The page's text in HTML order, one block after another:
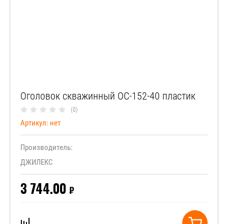
Оголовок скважинный ОС-152-40 пластик
(0)
Артикул: нет
Производитель:
ДЖИЛЕКС
3 744.00 ₽